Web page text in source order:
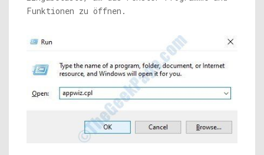
Funktionen zu öffnen.